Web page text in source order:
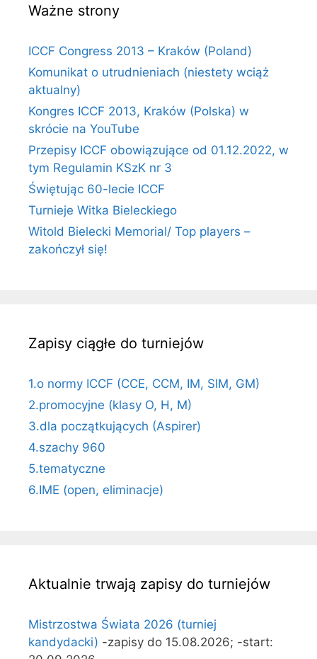
Ważne strony
ICCF Congress 2013 – Kraków (Poland)
Komunikat o utrudnieniach (niestety wciąż
aktualny)
Kongres ICCF 2013, Kraków (Polska) w
skrócie na YouTube
Przepisy ICCF obowiązujące od 01.12.2022, w
tym Regulamin KSzK nr 3
Świętując 60-lecie ICCF
Turnieje Witka Bieleckiego
Witold Bielecki Memorial/ Top players –
zakończył się!
Zapisy ciągłe do turniejów
1.o normy ICCF (CCE, CCM, IM, SIM, GM)
2.promocyjne (klasy O, H, M)
3.dla początkujących (Aspirer)
4.szachy 960
5.tematyczne
6.IME (open, eliminacje)
Aktualnie trwają zapisy do turniejów
Mistrzostwa Świata 2026 (turniej
kandydacki) -zapisy do 15.08.2026; -start: